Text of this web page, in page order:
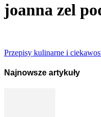
joanna zel
Przepisy kulinarne i
Najnowsze artykuły